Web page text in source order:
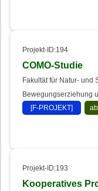
Projekt-ID:194
COMO-Studie
Fakultät für Natur- und
Bewegungserziehung
[F-PROJEKT]
Projekt-ID:193
Kooperatives